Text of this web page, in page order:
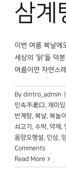
삼계
이번 여름 복날에
세상의 '닭'들 덕
여름이면 자연스
By dintro_admin
민속不老口 , 재미
반계탕, 복날, 복놀이
쇠고기 , 수박, 약재 ,
음양오행설, 인삼,
Comments
Read More